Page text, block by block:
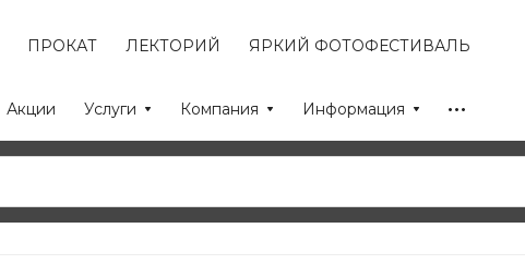
ПРОКАТ ЛЕКТОРИЙ ЯРКИЙ ФОТОФЕСТИВАЛЬ
Акции Услуги Компания Информация